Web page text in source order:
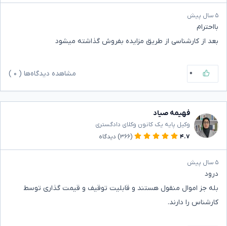
۵ سال پیش
بااحترام
بعد از کارشناسی از طریق مزایده بفروش گذاشته میشود
۰ مشاهده دیدگاه‌ها ( ۰
فهیمه صیاد
وکیل پایه یک کانون وکلای دادگستری
۴.۷
(۳۶۶) دیدگاه
۵ سال پیش
درود
بله جز اموال منقول هستند و قابلیت توقیف و قیمت گذاری توسط
کارشناس را دارند.